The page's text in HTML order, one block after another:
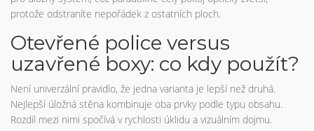
protože odstraníte nepořádek z ostatních ploch.
Otevřené police versus
uzavřené boxy: co kdy použít?
Není univerzální pravidlo, že jedna varianta je lepší než druhá.
Nejlepší úložná stěna kombinuje oba prvky podle typu obsahu.
Rozdíl mezi nimi spočívá v rychlosti úklidu a vizuálním dojmu.